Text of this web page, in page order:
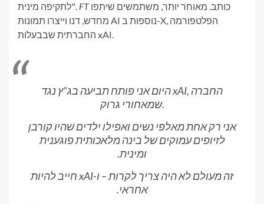
לתקיפה מינית". FTכותב. מאוחר יותר, משתמשים שיתפו
מחדש, דנו וייצרו תמונות AI נוספות ב-X, הפלטפורמה
החברתית שבבעלות xAI.
היום אני פותח תביעה בג"ץ נגד xAI, החברה
שמאחורי גרוק.
אני רק אחת מאלפי נשים ואפילו ילדים שהיו קורבן
לזיופים עמוקים של בינה מלאכותית פוגענית
ומינית.
זה מעולם לא היה צריך לקרות – ו-xAI חייב להיות
אחראי.